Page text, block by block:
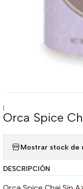
|
Orca Spice
Mostrar stock de
DESCRIPCIÓN